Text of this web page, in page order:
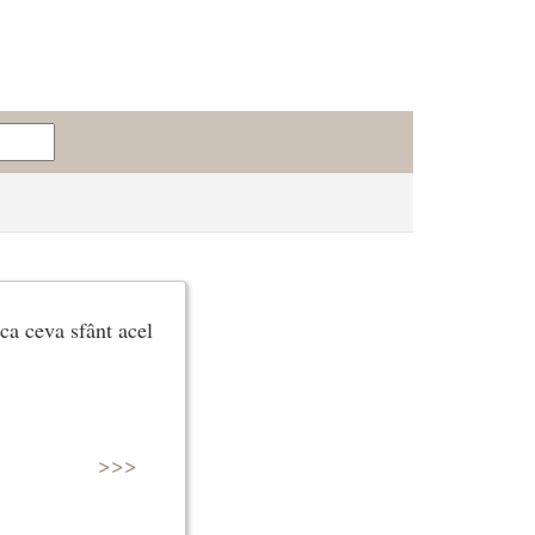
ceva sfânt acel
>>>